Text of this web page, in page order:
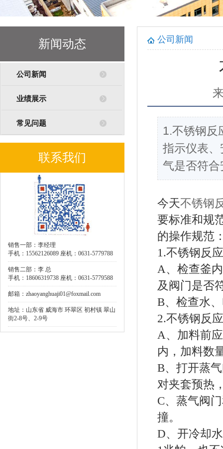
新闻动态
公司新闻
业绩展示
常见问题
联系我们
销售一部：李经理
手机：15562126089 座机：0631-5779788
销售二部：李 总
手机：18606319738 座机：0631-5779588
邮箱：zhaoyanghuaji01@foxmail.com
地址：山东省 威海市 环翠区 初村镇 翠山
街2-8号、2-9号
公司新闻
1.不锈钢反
指示仪表
气是否符
今天不锈钢
要标准和规
的操作规范
1.不锈钢反
A、检查釜
及阀门是否
B、检查水
2.不锈钢反
A、加料前
内，加料数
B、打开蒸
对夹套预热
C、蒸气阀
撞。
D、开冷却